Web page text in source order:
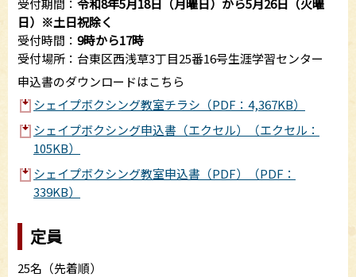
受付期間： 令和8年5月18日（月曜日）から5月26日（火曜
日）※土日祝除く
受付時間： 9時から17時
受付場所：台東区西浅草3丁目25番16号生涯学習センター
申込書のダウンロードはこちら
シェイプボクシング教室チラシ（PDF：4,367KB）
シェイプボクシング申込書（エクセル）（エクセル：
105KB）
シェイプボクシング教室申込書（PDF）（PDF：
339KB）
定員
25名（先着順）